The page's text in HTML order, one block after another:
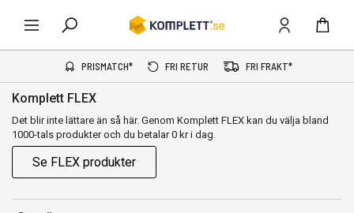
PRISMATCH* FRI RETUR FRI FRAKT*
Komplett FLEX
Det blir inte lättare än så här. Genom Komplett FLEX kan du välja bland
1000-tals produkter och du betalar 0 kr i dag.
Se FLEX produkter